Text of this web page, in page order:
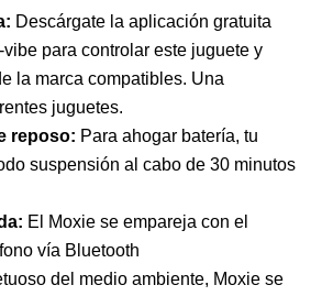
Descárgate la aplicación gratuita
para controlar este juguete y
la marca compatibles. Una
juguetes.
reposo: Para ahogar batería, tu
suspensión al cabo de 30 minutos
El Moxie se empareja con el
vía Bluetooth
del medio ambiente, Moxie se